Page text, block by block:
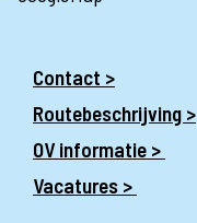
Contact >
Routebeschrijving >
OV informatie >
Vacatures >